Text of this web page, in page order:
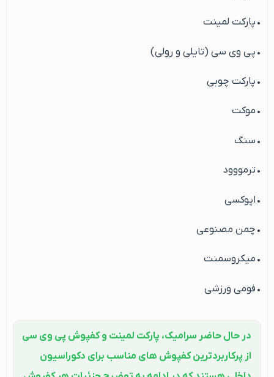
• پارکت لمینت
• پی وی سی (تایلی و رولی)
• پارکت چوبی
• موکت
• سنگ
• ترمووود
• اپوکسی
• چمن مصنوعی
• میکروسمنت
• فومی ورزشی
در حال حاضر سرامیک، پارکت لمینت و کفپوش پی وی سی
از پرکاربردترین کفپوش های مناسب برای دکوراسیون